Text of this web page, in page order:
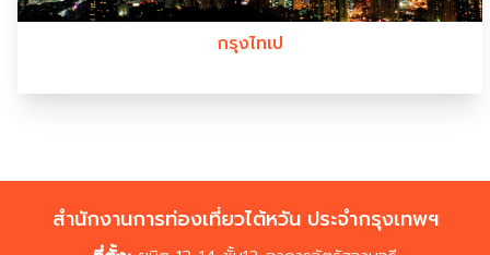
กรุงไทเป
สำนักงานการท่องเที่ยวไต้หวัน ประจำกรุงเทพฯ